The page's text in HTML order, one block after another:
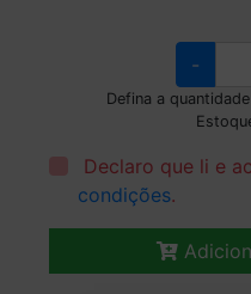
-
Defina a
Declaro que li e
condições.